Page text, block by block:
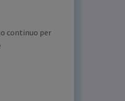
continuo per